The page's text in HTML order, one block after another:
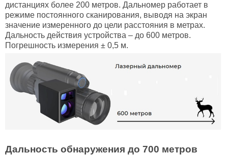
дистанциях более 200 метров. Дальномер работает в
режиме постоянного сканирования, выводя на экран
значение измеренного до цели расстояния в метрах.
Дальность действия устройства – до 600 метров.
Погрешность измерения ± 0,5 м.
Дальность обнаружения до 700 метров